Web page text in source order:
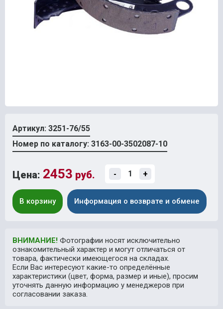
Артикул: 3251-76/55
Номер по каталогу: 3163-00-3502087-10
Цена: 2453 руб. - +
В корзину Информация о возврате и обмене
ВНИМАНИЕ! Фотографии носят исключительно
ознакомительный характер и могут отличаться от
товара, фактически имеющегося на складах.
Если Вас интересуют какие-то определённые
характеристики (цвет, форма, размер и иные), просим
уточнять данную информацию у менеджеров при
согласовании заказа.